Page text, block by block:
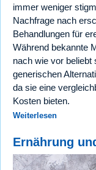
immer weniger
Nachfrage nach
Behandlungen für
Während bekannte
nach wie vor beliebt
generischen
da sie eine
Kosten bieten.
Weiterlesen
Ernährung